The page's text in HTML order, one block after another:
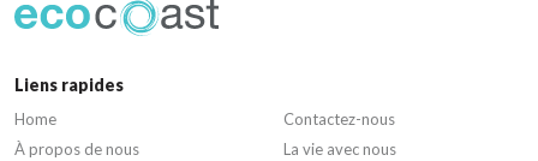
Liens rapides
Home
À propos de nous
Contactez-nous
La vie avec nous